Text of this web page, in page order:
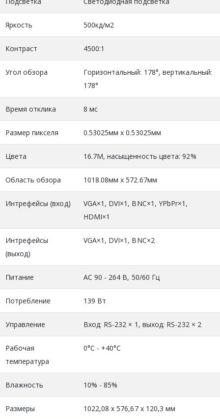
Яркость 500кд/м2
Контраст 4500:1
Угол обзора
Горизонтальный: 178°, вертикальный:
178°
Время отклика 8 мс
Размер пикселя 0.53025мм х 0.53025мм
Цвета 16.7M, насыщенность цвета: 92%
Область обзора 1018.08мм х 572.67мм
Интрефейсы (вход)
VGA×1, DVI×1, BNC×1, YPbPr×1,
HDMI×1
Интрефейсы
(выход)
VGA×1, DVI×1, BNC×2
Питание АС 90 - 264 В, 50/60 Гц
Потребление 139 Вт
Управление Вход: RS-232 × 1, выход: RS-232 × 2
Рабочая
температура
0°С - +40°С
Влажность 10% - 85%
Размеры 1022,08 х 576,67 х 120,3 мм